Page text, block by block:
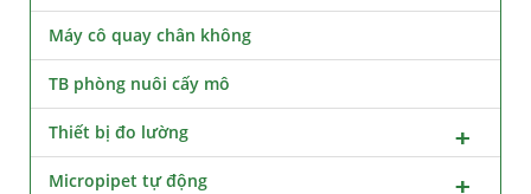
Máy cô quay chân không
TB phòng nuôi cấy mô
Thiết bị đo lường
Micropipet tự động